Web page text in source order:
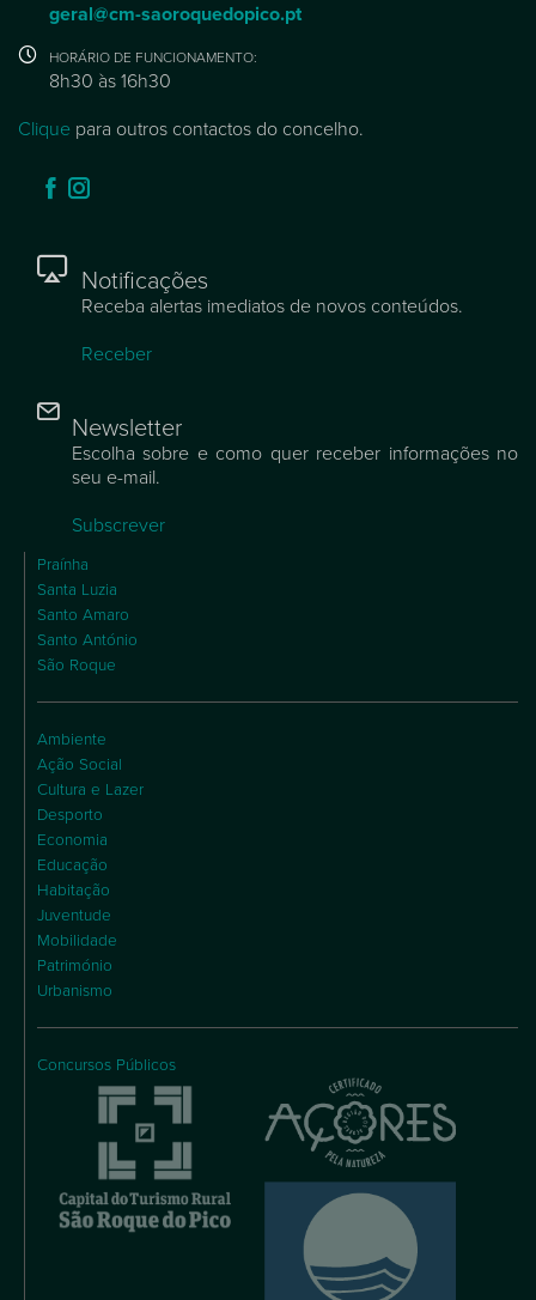
geral@cm-saoroquedopico.pt
HORÁRIO DE FUNCIONAMENTO:
8h30 às 16h30
Clique para outros contactos do concelho.
Notificações
Receba alertas imediatos de novos conteúdos.
Receber
Newsletter
Escolha sobre e como quer receber informações no
seu e-mail.
Subscrever
Praínha
Santa Luzia
Santo Amaro
Santo António
São Roque
Ambiente
Ação Social
Cultura e Lazer
Desporto
Economia
Educação
Habitação
Juventude
Mobilidade
Património
Urbanismo
Concursos Públicos